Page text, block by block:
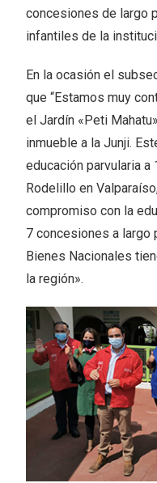
concesiones de largo
infantiles de la
En la ocasión el
que “Estamos muy
el Jardín «Peti
inmueble a la Junji.
educación parvularia
Rodelillo en
compromiso con la
7 concesiones a
Bienes Nacionales
la región».